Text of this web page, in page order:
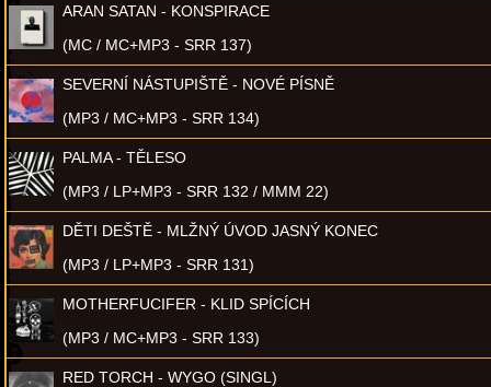
ARAN SATAN - KONSPIRACE
(MC / MC+MP3 - SRR 137)
SEVERNÍ NÁSTUPIŠTĚ - NOVÉ PÍSNĚ
(MP3 / MC+MP3 - SRR 134)
PALMA - TĚLESO
(MP3 / LP+MP3 - SRR 132 / MMM 22)
DĚTI DEŠTĚ - MLŽNÝ ÚVOD JASNÝ KONEC
(MP3 / LP+MP3 - SRR 131)
MOTHERFUCIFER - KLID SPÍCÍCH
(MP3 / MC+MP3 - SRR 133)
RED TORCH - WYGO (SINGL)